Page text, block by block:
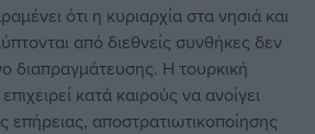
ότι η κυριαρχία στα νησιά και
από διεθνείς συνθήκες δεν
διαπραγμάτευσης. Η τουρκική
κατά καιρούς να ανοίγει
επήρειας, αποστρατιωτικοποίησης